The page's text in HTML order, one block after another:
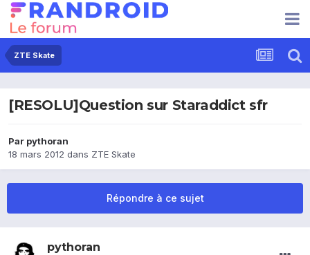
ZTE Skate
[RESOLU]Question sur Staraddict sfr
Par pythoran
18 mars 2012 dans ZTE Skate
Répondre à ce sujet
pythoran